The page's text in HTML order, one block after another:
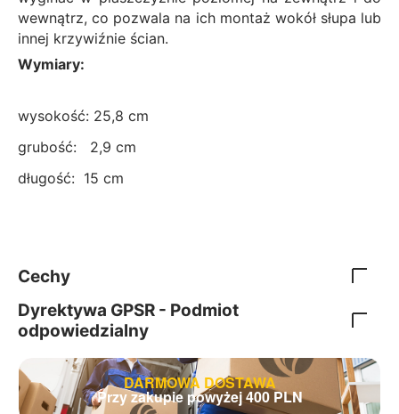
wewnątrz, co pozwala na ich montaż wokół słupa lub
innej krzywiźnie ścian.
Wymiary:
wysokość: 25,8 cm
grubość: 2,9 cm
długość: 15 cm
Cechy
Dyrektywa GPSR - Podmiot
odpowiedzialny
DARMOWA DOSTAWA
Przy zakupie powyżej 400 PLN